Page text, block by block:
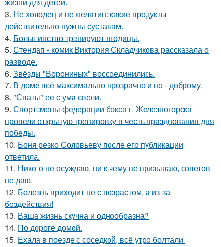
3. Не холодец и не желатин: какие продукты
действительно нужны суставам.
4. Большинство тренируют ягодицы.
5. Стендап - комик Виктория Складчикова рассказала о
разводе.
6. Звёзды "Ворониных" воссоединились.
7. В доме всё максимально прозрачно и по - доброму.
8. "Сваты" ее с ума свели.
9. Спортсмены федерации бокса г. Железногорска
провели открытую тренировку в честь празднования дня
победы.
10. Боня резко Соловьеву после его публикации
ответила.
11. Никого не осуждаю, ни к чему не призываю, советов
не даю.
12. Болезнь приходит не с возрастом, а из-за
бездействия!
13. Ваша жизнь скучна и однообразна?
14. По дороге домой.
15. Ехала в поезде с соседкой, всё утро болтали.